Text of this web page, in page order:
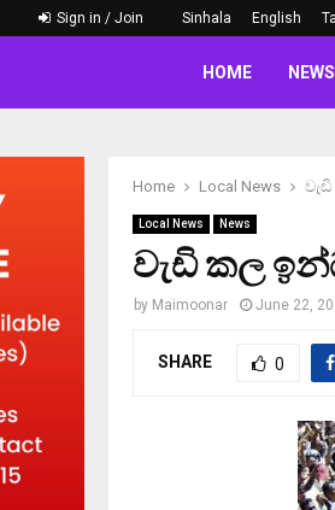
Sign in / Join Sinhala English
HOME NEWS
Home Local News
Local News News
වැඩි කල
by Maimoonar June 22,
SHARE 0